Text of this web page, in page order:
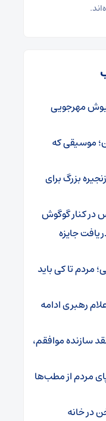
مهرجویی
موسیقی که
بزرگ برای
در کنار گوگوش
جایزه
مردم تا کی باید
رهبری ادامه
سازنده موافقم،
مردم از مطب‌ها‌
در خانه